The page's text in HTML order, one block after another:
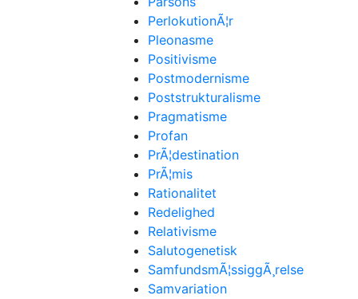
PerlokutionÃ¦r
Pleonasme
Positivisme
Postmodernisme
Poststrukturalisme
Pragmatisme
Profan
PrÃ¦destination
PrÃ¦mis
Rationalitet
Redelighed
Relativisme
Salutogenetisk
SamfundsmÃ¦ssiggÃ¸relse
Samvariation